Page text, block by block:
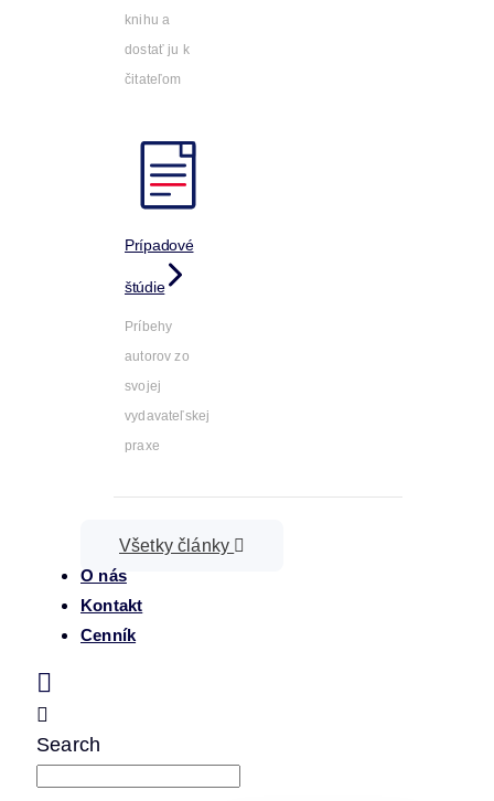
knihu a
dostať ju k
čitateľom
Prípadové
štúdie
Príbehy
autorov zo
svojej
vydavateľskej
praxe
Všetky články
O nás
Kontakt
Cenník
Search